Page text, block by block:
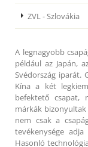
ZVL - Szlovákia
A legnagyobb
például az Japán,
Svédország iparát.
Kína a két
befektető csapat,
márkák
nem csak a
tevékenysége
Hasonló